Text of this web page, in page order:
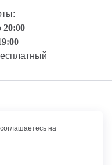
20:00
обслуживание автомобилей.
на